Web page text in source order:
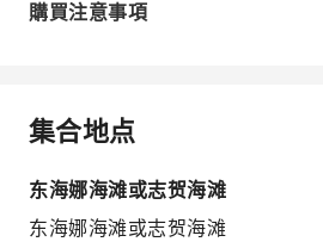
購買注意事項
集合地点
东海娜海滩或志贺海滩
东海娜海滩或志贺海滩